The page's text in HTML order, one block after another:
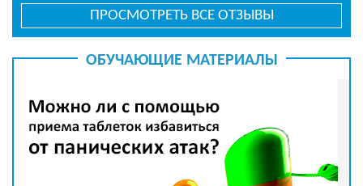
ПРОСМОТРЕТЬ ВСЕ ОТЗЫВЫ
ОБУЧАЮЩИЕ МАТЕРИАЛЫ